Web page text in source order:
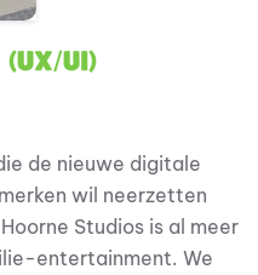
UI)
de nieuwe digitale
wil neerzetten
Studios is al meer
entertainment. We